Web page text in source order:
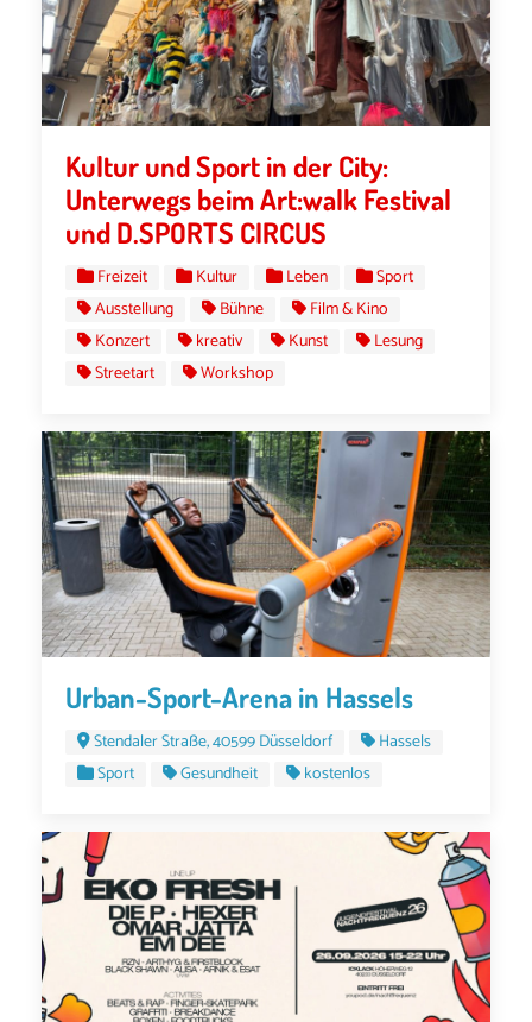
Kultur und Sport in der City:
Unterwegs beim Art:walk Festival
und D.SPORTS CIRCUS
Freizeit Kultur Leben
Sport
Ausstellung
Bühne
Film & Kino
Konzert
kreativ Kunst
Lesung
Streetart
Workshop
Urban-Sport-Arena in Hassels
Stendaler Straße, 40599 Düsseldorf
Hassels
Sport
Gesundheit kostenlos